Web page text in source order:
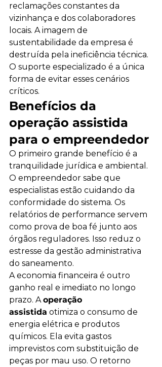
reclamações constantes da
vizinhança e dos colaboradores
locais. A imagem de
sustentabilidade da empresa é
destruída pela ineficiência técnica.
O suporte especializado é a única
forma de evitar esses cenários
críticos.
Benefícios da
operação assistida
para o empreendedor
O primeiro grande benefício é a
tranquilidade jurídica e ambiental.
O empreendedor sabe que
especialistas estão cuidando da
conformidade do sistema. Os
relatórios de performance servem
como prova de boa fé junto aos
órgãos reguladores. Isso reduz o
estresse da gestão administrativa
do saneamento.
A economia financeira é outro
ganho real e imediato no longo
prazo. A operação
assistida otimiza o consumo de
energia elétrica e produtos
químicos. Ela evita gastos
imprevistos com substituição de
peças por mau uso. O retorno